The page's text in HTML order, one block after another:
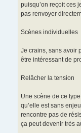
puisqu’on reçoit ces
pas renvoyer
Scènes individuelles
Je crains, sans avoir
être intéressant de
Relâcher la tension
Une scène de ce
qu’elle est sans
rencontre pas de
ça peut devenir très